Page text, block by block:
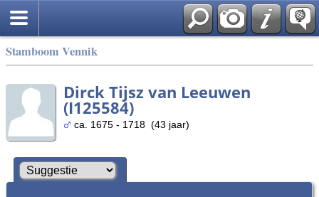
Stamboom Vennik
Dirck Tijsz van Leeuwen
(I125584)
ca. 1675 - 1718 (43 jaar)